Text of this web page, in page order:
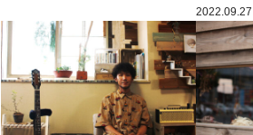
2022.09.27